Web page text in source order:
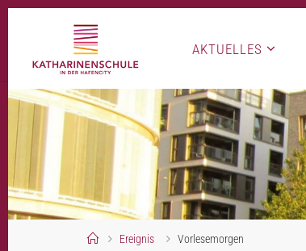
Skip
AKTUELLES
HomeEreignis Vorlesemorgen